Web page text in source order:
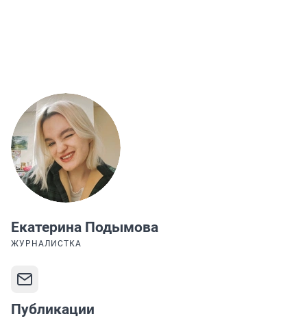
Екатерина Подымова
ЖУРНАЛИСТКА
Публикации